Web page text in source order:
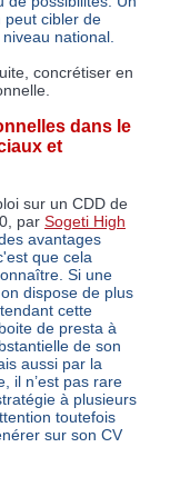
peut cibler de
national.
concrétiser en
dans le
et
sur un CDD de
par Sogeti High
avantages
que cela
Si une
dispose de plus
cette
de presta à
de son
aussi par la
il n’est pas rare
à plusieurs
toutefois
sur son CV